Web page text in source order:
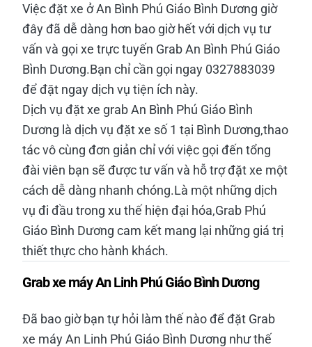
Việc đặt xe ở An Bình Phú Giáo Bình Dương giờ
đây đã dễ dàng hơn bao giờ hết với dịch vụ tư
vấn và gọi xe trực tuyến Grab An Bình Phú Giáo
Bình Dương.Bạn chỉ cần gọi ngay 0327883039
để đặt ngay dịch vụ tiện ích này.
Dịch vụ đặt xe grab An Bình Phú Giáo Bình
Dương là dịch vụ đặt xe số 1 tại Bình Dương,thao
tác vô cùng đơn giản chỉ với việc gọi đến tổng
đài viên bạn sẽ được tư vấn và hỗ trợ đặt xe một
cách dễ dàng nhanh chóng.Là một những dịch
vụ đi đầu trong xu thế hiện đại hóa,Grab Phú
Giáo Bình Dương cam kết mang lại những giá trị
thiết thực cho hành khách.
Grab xe máy An Linh Phú Giáo Bình Dương
Đã bao giờ bạn tự hỏi làm thế nào để đặt Grab
xe máy An Linh Phú Giáo Bình Dương như thế